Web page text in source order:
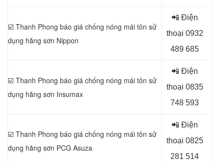
☑️ Thanh Phong báo giá chống nóng mái tôn sử
dụng hãng sơn Nippon
📲 Điện
thoại 0932
489 685
☑️ Thanh Phong báo giá chống nóng mái tôn sử
dụng hãng sơn Insumax
📲 Điện
thoại 0835
748 593
☑️ Thanh Phong báo giá chống nóng mái tôn sử
dụng hãng sơn PCG Asuza
📲 Điện
thoại 0825
281 514